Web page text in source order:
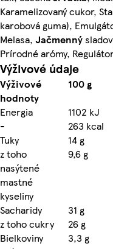
Karamelizovaný cukor,
karobová guma),
Melasa, Jačmenný
Prírodné arómy,
Výživové údaje
Výživové
hodnoty
100 g
Energia
1102 kJ
-
263 kcal
Tuky
14 g
z toho
nasýtené
mastné
kyseliny
9,6 g
Sacharidy 31 g
z toho cukry
26 g
Bielkoviny
3,3 g